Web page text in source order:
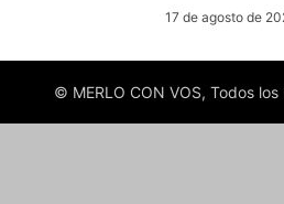
17 de agosto de
© MERLO CON VOS, Todos